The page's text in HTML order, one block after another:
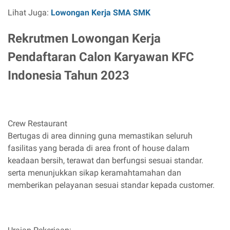
Lihat Juga: Lowongan Kerja SMA SMK
Rekrutmen Lowongan Kerja
Pendaftaran Calon Karyawan KFC
Indonesia Tahun 2023
Crew Restaurant
Bertugas di area dinning guna memastikan seluruh
fasilitas yang berada di area front of house dalam
keadaan bersih, terawat dan berfungsi sesuai standar.
serta menunjukkan sikap keramahtamahan dan
memberikan pelayanan sesuai standar kepada customer.